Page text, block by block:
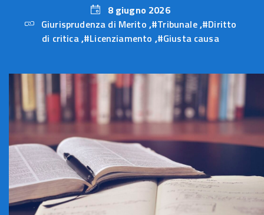
8 giugno 2026
8
giugno
Giurisprudenza di Merito ,#Tribunale,#Diritto
di critica,#Licenziamento ,#Giusta causa